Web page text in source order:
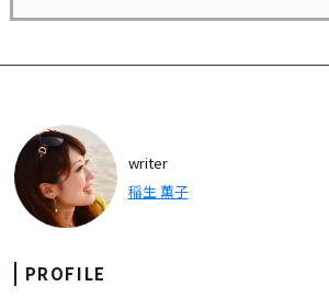
writer
稲生 薫子
PROFILE